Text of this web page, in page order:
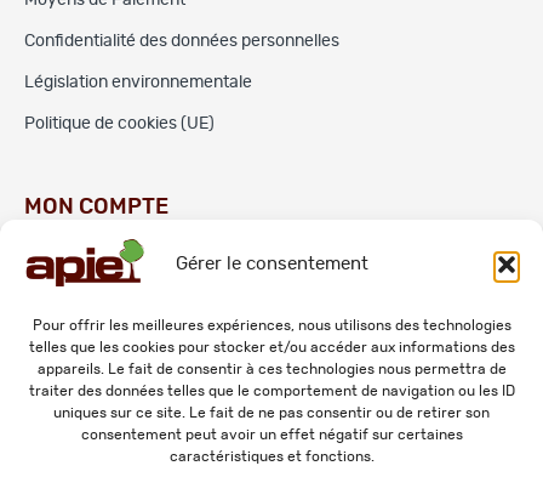
Gérer le consentement
Pour offrir les meilleures expériences, nous utilisons des technologies
telles que les cookies pour stocker et/ou accéder aux informations des
appareils. Le fait de consentir à ces technologies nous permettra de
traiter des données telles que le comportement de navigation ou les ID
uniques sur ce site. Le fait de ne pas consentir ou de retirer son
consentement peut avoir un effet négatif sur certaines
caractéristiques et fonctions.
Confidentialité des données personnelles
Législation environnementale
Politique de cookies (UE)
MON COMPTE
Commandes
Adresses
Mes informations personnelles